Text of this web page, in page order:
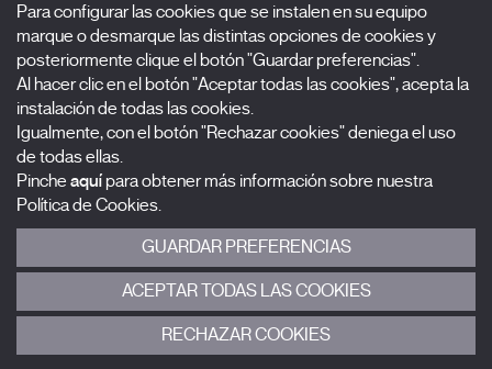
Nombre
Apellidos
Correo electrónico
Selecciona una categoría
0 listas seleccionadas
Acepto términos, condiciones ypolítica de privacidad
Para configurar las cookies que se instalen en su equipo
marque o desmarque las distintas opciones de cookies y
posteriormente clique el botón "Guardar preferencias".
Al hacer clic en el botón "Aceptar todas las cookies", acepta la
instalación de todas las cookies.
Igualmente, con el botón "Rechazar cookies" deniega el uso
de todas ellas.
Pinche aquí para obtener más información sobre nuestra
Política de Cookies.
GUARDAR PREFERENCIAS
ACEPTAR TODAS LAS COOKIES
RECHAZAR COOKIES